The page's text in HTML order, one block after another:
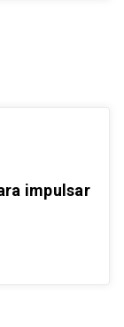
impulsar